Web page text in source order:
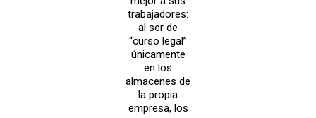
trabajadores:
al ser de
“curso legal”
únicamente
en los
almacenes de
la propia
empresa, los